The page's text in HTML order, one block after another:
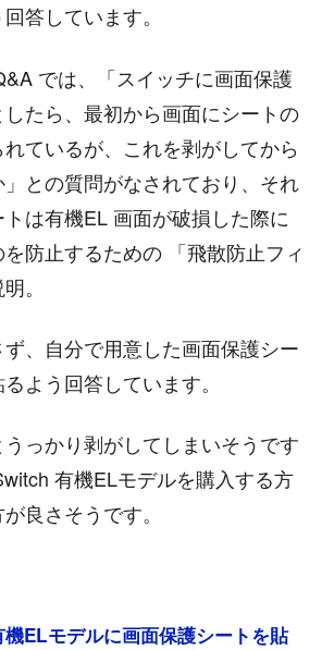
答しています。
では、「スイッチに画面保護
たら、最初から画面にシートの
ているが、これを剥がしてから
との質問がなされており、それ
は有機EL 画面が破損した際に
防止するための 「飛散防止フィ
。
、自分で用意した画面保護シー
よう回答しています。
っかり剥がしてしまいそうです
有機ELモデルを購入する方
良さそうです。
機ELモデルに画面保護シートを貼